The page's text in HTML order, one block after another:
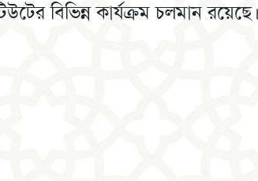
বিভিন্ন কার্যক্রম চলমান রয়েছে।